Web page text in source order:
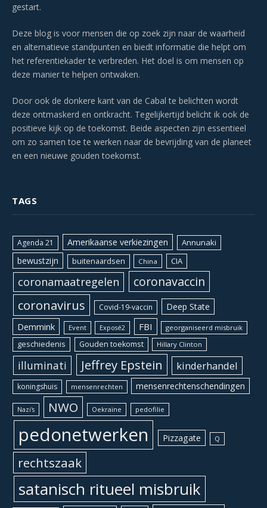
gestart.
Deze blog is voor mensen die op zoek zijn naar de waarheid
en alternatieve standpunten en biedt informatie die helpt om
het referentiekader te verbreden. Het doel is om mensen op
deze manier te helpen ontwaken.
Door ook de donkere kant van de Cabal te belichten wordt
deze ontmaskerd en ontkracht. Tegelijkertijd belicht ik ook de
positieve kijk op de toekomst. Beide aspecten zijn essentieel
om zo samen toe te werken naar de bevrijding van de planeet
en een nieuwe gouden toekomst.
TAGS
Agenda 21 Amerikaanse verkiezingen Annunaki
bewustzijn buitenaardsen China CIA
coronamaatregelen coronavaccin
coronavirus Covid-19-vaccin Deep State
Demmink Event Exposé2 FBI georganiseerd misbruik
geschiedenis Gouden toekomst Hillary Clinton
illuminati Jeffrey Epstein kinderhandel
koningshuis mensenrechten mensenrechtenschendingen
Nazi's NWO Oekraïne pedofilie
pedonetwerken Pizzagate Q
rechtszaak
satanisch ritueel misbruik